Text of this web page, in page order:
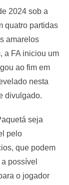
2024 sob a
quatro partidas
amarelos
a FA iniciou um
ao fim em
nesta
divulgado.
seja
pelo
que podem
possível
o jogador